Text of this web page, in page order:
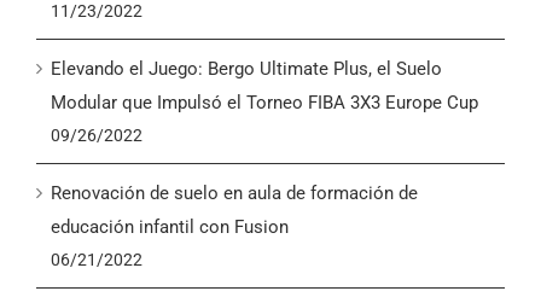
11/23/2022
Elevando el Juego: Bergo Ultimate Plus, el Suelo
Modular que Impulsó el Torneo FIBA 3X3 Europe Cup
09/26/2022
Renovación de suelo en aula de formación de
educación infantil con Fusion
06/21/2022